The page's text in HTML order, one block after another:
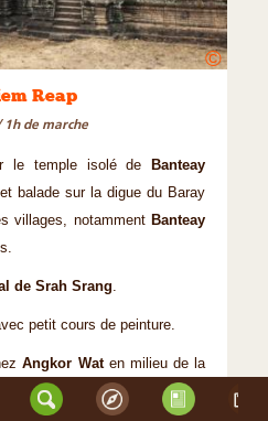
©
Reap
de marche
le temple isolé de
Banteay
balade sur la digue du Baray
villages, notamment Banteay
de Srah Srang.
petit cours de peinture.
Angkor Waten milieu de la